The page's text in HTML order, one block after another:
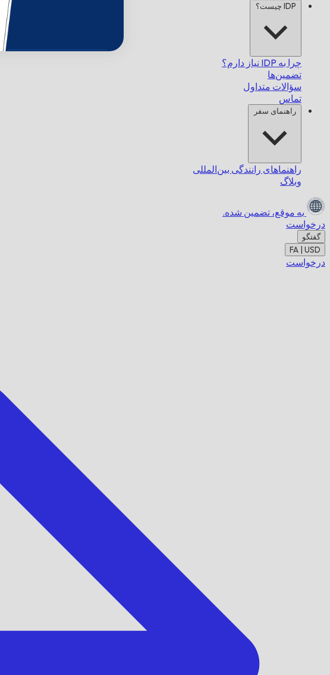
IDP چیست؟
چرا به IDP نیاز دارم؟
تضمین‌ها
سؤالات متداول
تماس
راهنمای سفر
راهنماهای رانندگی بین‌المللی
وبلاگ
به موقع، تضمین شده.
درخواست
گفتگو
FA | USD
درخواست